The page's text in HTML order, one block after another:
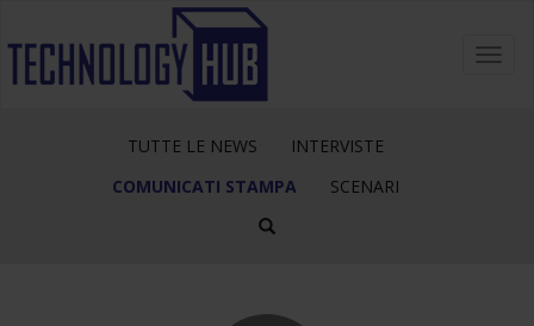
TUTTE LE NEWS
INTERVISTE
COMUNICATI STAMPA
SCENARI